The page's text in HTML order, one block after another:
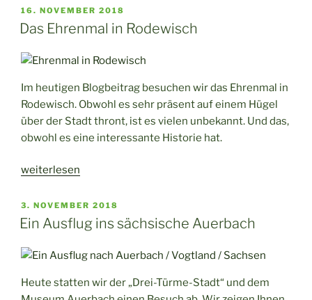
Bahnfahrt
mit
Wisentatalbahn“
VERÖFFENTLICHT
AM
16. NOVEMBER 2018
Das Ehrenmal in Rodewisch
Im heutigen Blogbeitrag besuchen wir das Ehrenmal in
Rodewisch. Obwohl es sehr präsent auf einem Hügel
über der Stadt thront, ist es vielen unbekannt. Und das,
obwohl es eine interessante Historie hat.
„Das
in
Rodewisch“
weiterlesen
VERÖFFENTLICHT
AM
3. NOVEMBER 2018
Ein Ausflug ins sächsische Auerbach
Heute statten wir der „Drei-Türme-Stadt“ und dem